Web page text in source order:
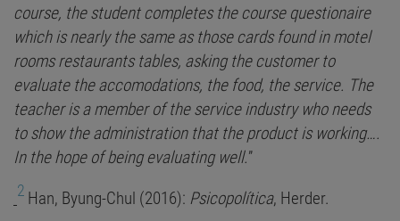
course, the student completes the course questionaire
which is nearly the same as those cards found in motel
rooms restaurants tables, asking the customer to
evaluate the accomodations, the food, the service. The
teacher is a member of the service industry who needs
to show the administration that the product is working….
In the hope of being evaluating well.”
2 Han, Byung-Chul (2016): Psicopolítica, Herder.